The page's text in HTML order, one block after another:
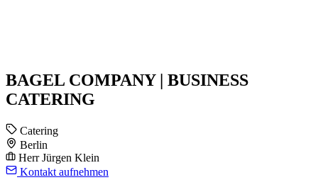
BAGEL COMPANY | BUSINESS
CATERING
Catering
Berlin
Herr Jürgen Klein
Kontakt aufnehmen